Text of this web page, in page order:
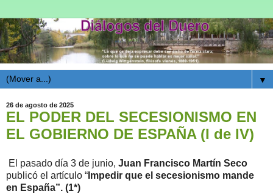
▼
26 de agosto de 2025
EL PODER DEL SECESIONISMO EN
EL GOBIERNO DE ESPAÑA (I de IV)
El pasado día 3 de junio, Juan Francisco Martín Seco
publicó el artículo “ Impedir que el secesionismo mande
en España”. (1*)